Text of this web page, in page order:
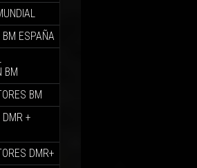
ESPAÑA
BM
BM
+
DMR+